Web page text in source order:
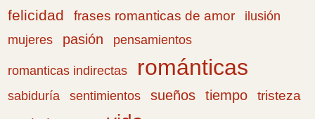
felicidad frases romanticas de amor
ilusión
mujeres
pasión pensamientos
romanticas indirectas románticas
sabiduría sentimientos sueños tiempo
tristeza